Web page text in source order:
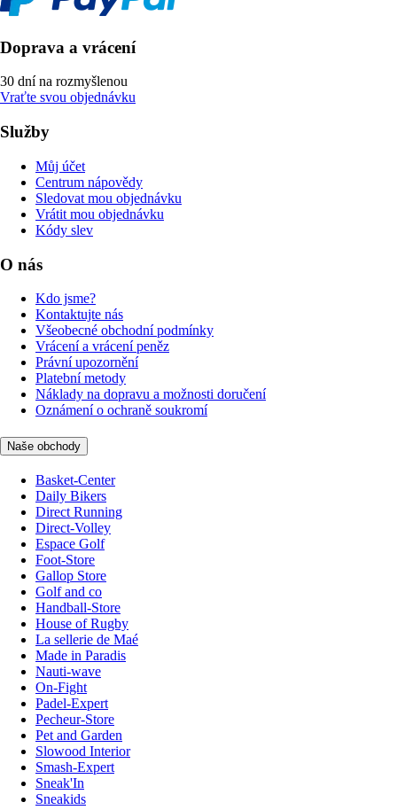
Doprava a vrácení
30 dní na rozmyšlenou
Vraťte svou objednávku
Služby
Můj účet
Centrum nápovědy
Sledovat mou objednávku
Vrátit mou objednávku
Kódy slev
O nás
Kdo jsme?
Kontaktujte nás
Všeobecné obchodní podmínky
Vrácení a vrácení peněz
Právní upozornění
Platební metody
Náklady na dopravu a možnosti doručení
Oznámení o ochraně soukromí
Naše obchody
Basket-Center
Daily Bikers
Direct Running
Direct-Volley
Espace Golf
Foot-Store
Gallop Store
Golf and co
Handball-Store
House of Rugby
La sellerie de Maé
Made in Paradis
Nauti-wave
On-Fight
Padel-Expert
Pecheur-Store
Pet and Garden
Slowood Interior
Smash-Expert
Sneak'In
Sneakids